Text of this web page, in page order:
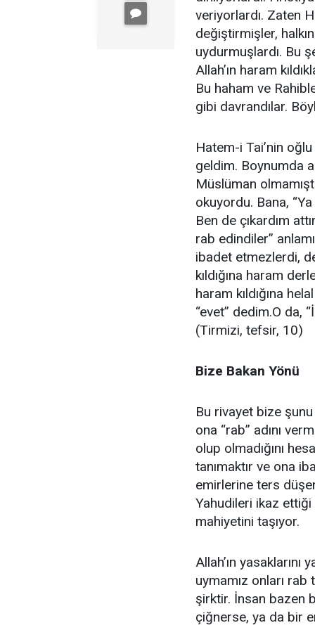
veriyorlardı. Zaten
değiştirmişler,
uydurmuşlardı. Bu
Allah’ın haram
Bu haham ve
gibi davrandılar.
Hatem-i Tai’nin
geldim. Boynumda
Müslüman
okuyordu. Bana,
Ben de çıkardım
rab edindiler”
ibadet etmezlerdi,
kıldığına haram
haram kıldığına
“evet” dedim.O da,
(Tirmizi, tefsir, 10)
Bize Bakan Yönü
Bu rivayet bize
ona “rab” adını
olup olmadığını
tanımaktır ve ona
emirlerine ters
Yahudileri ikaz
mahiyetini taşıyor.
Allah’ın
uymamız onları
şirktir. İnsan bazen
çiğnerse, ya da bir